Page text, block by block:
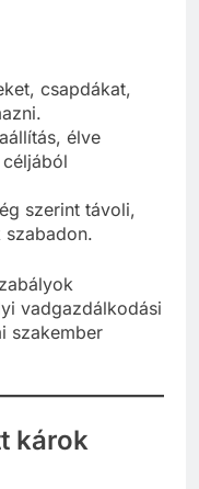
csapdákat,
élve
szerint távoli,
szabadon.
vadgazdálkodási
szakember
károk